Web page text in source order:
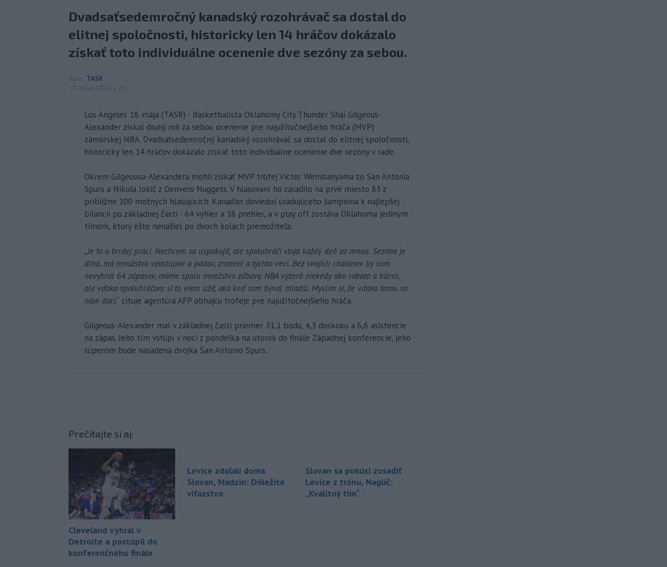
Dvadsaťsedemročný kanadský rozohrávač sa dostal do
elitnej spoločnosti, historicky len 14 hráčov dokázalo
získať toto individuálne ocenenie dve sezóny za sebou.
Autor TASR
18. mája 2026 7:25
Los Angeles 18. mája (TASR) - Basketbalista Oklahomy City Thunder Shai Gilgeous-
Alexander získal druhý rok za sebou ocenenie pre najužitočnejšieho hráča (MVP)
zámorskej NBA. Dvadsaťsedemročný kanadský rozohrávač sa dostal do elitnej spoločnosti,
historicky len 14 hráčov dokázalo získať toto individuálne ocenenie dve sezóny v rade.
Okrem Gilgeousa-Alexandera mohli získať MVP trofej Victor Wembanyama zo San Antonia
Spurs a Nikola Jokič z Denveru Nuggets. V hlasovaní ho zaradilo na prvé miesto 83 z
približne 100 možných hlasujúcich. Kanaďan doviedol úradujúceho šampióna k najlepšej
bilancii po základnej časti - 64 výhier a 18 prehier, a v play off zostáva Oklahoma jediným
tímom, ktorý ešte nenašiel po dvoch kolách premožiteľa.
„Je to o tvrdej práci. Nechcem sa uspokojiť, ale spoluhráči stoja každý deň za mnou. Sezóna je
dlhá, má množstvo vzostupov a pádov, zranení a týchto vecí. Bez svojich chalanov by som
nevyhral 64 zápasov, máme spolu množstvo zábavy. NBA vyzerá niekedy ako robota a biznis,
ale vďaka spoluhráčom si to viem užiť, ako keď som býval mladší. Myslím si, že vďaka tomu sa
nám darí,“ cituje agentúra AFP obhajcu trofeje pre najužitočnejšieho hráča.
Gilgeous-Alexander mal v základnej časti priemer 31,1 bodu, 4,3 doskoku a 6,6 asistencie
na zápas. Jeho tím vstúpi v noci z pondelka na utorok do finále Západnej konferencie, jeho
súperom bude nasadená dvojka San Antonio Spurs.
Prečítajte si aj:
Cleveland vyhral v
Detroite a postúpil do
konferenčného finále
Levice zdolali doma
Slovan, Madzin: Dôležité
víťazstvo
Slovan sa pokúsi zosadiť
Levice z trónu, Naglič:
„Kvalitný tím“